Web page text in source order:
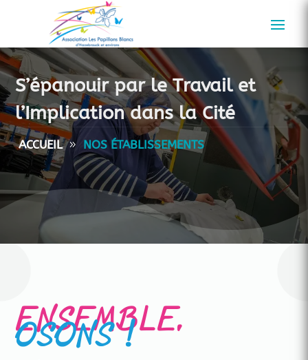
S’épanouir par le Travail et
l’Implication dans la Cité
ACCUEIL NOS ÉTABLISSEMENTS
ENSEMBLE,
OSONS !